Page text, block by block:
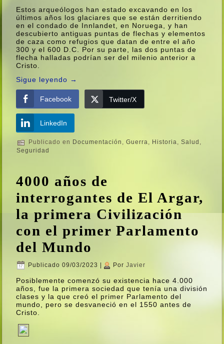
Estos arqueólogos han estado excavando en los
últimos años los glaciares que se están derritiendo
en el condado de Innlandet, en Noruega, y han
descubierto antiguas puntas de flechas y elementos
de caza como refugios que datan de entre el año
300 y el 600 D.C. Por su parte, las dos puntas de
flecha halladas podrí­an ser del milenio anterior a
Cristo.
Sigue leyendo →
Facebook Twitter/X
LinkedIn
Publicado en Documentación ,Guerra Historia ,Salud
Seguridad
4000 años de
interrogantes de El Argar,
la primera Civilización
con el primer Parlamento
del Mundo
Publicado 09/03/2023 | Por Javier
Posiblemente comenzó su existencia hace 4.000
años, fue la primera sociedad que tení­a una división
clases y la que creó el primer Parlamento del
mundo, pero se desvaneció en el 1550 antes de
Cristo.